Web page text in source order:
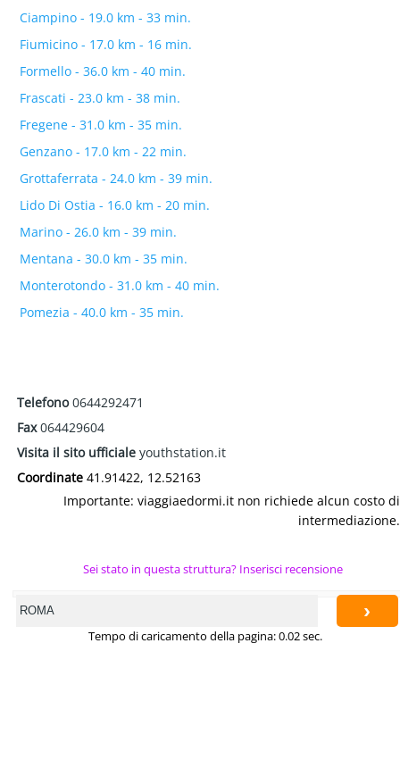
Ciampino - 19.0 km - 33 min.
Fiumicino - 17.0 km - 16 min.
Formello - 36.0 km - 40 min.
Frascati - 23.0 km - 38 min.
Fregene - 31.0 km - 35 min.
Genzano - 17.0 km - 22 min.
Grottaferrata - 24.0 km - 39 min.
Lido Di Ostia - 16.0 km - 20 min.
Marino - 26.0 km - 39 min.
Mentana - 30.0 km - 35 min.
Monterotondo - 31.0 km - 40 min.
Pomezia - 40.0 km - 35 min.
Telefono0644292471
Fax064429604
Visita il sito ufficiale youthstation.it
Coordinate 41.91422, 12.52163
Importante: viaggiaedormi.it non richiede alcun costo di
intermediazione.
Sei stato in questa struttura? Inserisci recensione
›
Tempo di caricamento della pagina: 0.02 sec.